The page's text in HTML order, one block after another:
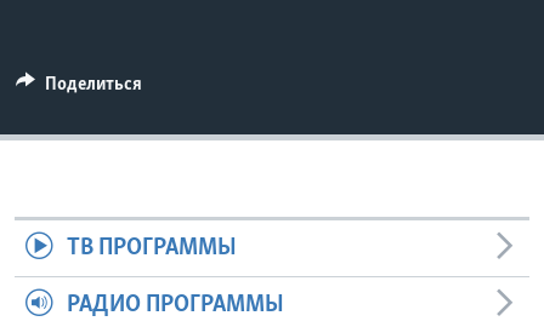
Поделиться
ТВ ПРОГРАММЫ
РАДИО ПРОГРАММЫ